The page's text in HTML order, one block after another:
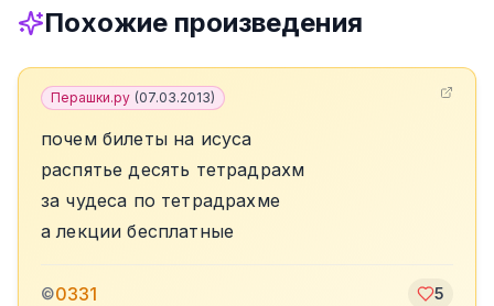
Похожие произведения
Перашки.ру (07.03.2013)
почем билеты на исуса
распятье десять тетрадрахм
за чудеса по тетрадрахме
а лекции бесплатные
©0331 5